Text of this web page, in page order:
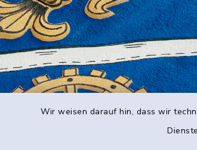
Wir weisen darauf hin, dass wir